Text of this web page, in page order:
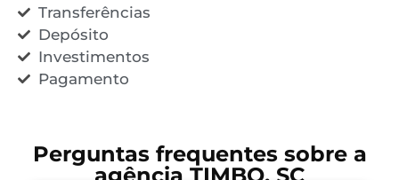
Transferências
Depósito
Investimentos
Pagamento
Perguntas frequentes sobre a